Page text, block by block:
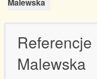
Malewska
Malewska